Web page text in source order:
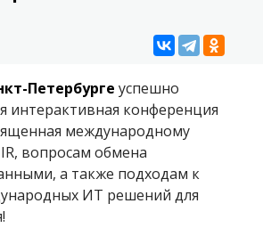
Петербурге успешно
интерактивная конференция
международному
вопросам обмена
а также подходам к
ИТ решений для